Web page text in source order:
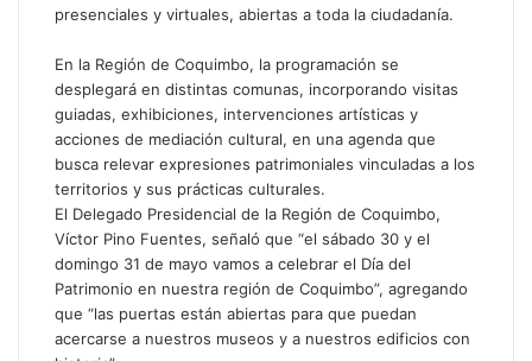
presenciales y virtuales, abiertas a toda la ciudadanía.
En la Región de Coquimbo, la programación se
desplegará en distintas comunas, incorporando visitas
guiadas, exhibiciones, intervenciones artísticas y
acciones de mediación cultural, en una agenda que
busca relevar expresiones patrimoniales vinculadas a los
territorios y sus prácticas culturales.
El Delegado Presidencial de la Región de Coquimbo,
Víctor Pino Fuentes, señaló que “el sábado 30 y el
domingo 31 de mayo vamos a celebrar el Día del
Patrimonio en nuestra región de Coquimbo”, agregando
que “las puertas están abiertas para que puedan
acercarse a nuestros museos y a nuestros edificios con